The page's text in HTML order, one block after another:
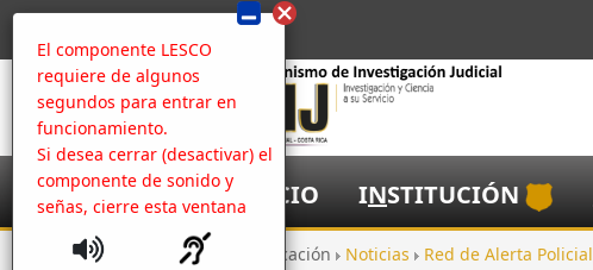
El componente LESCO
requiere de algunos
segundos para entrar en
funcionamiento.
Si desea cerrar (desactivar) el
componente de sonido y
señas, cierre esta ventana
NICIO INSTITUCIÓN
Inicio Comunicación Noticias Red de Alerta Policial